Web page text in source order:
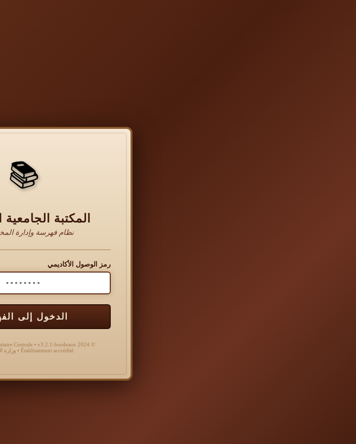
📚
المكتبة
نظام فهرسة وإدارة
رمز الوصول الأكاديمي
الدخول إلى
© 2024 Bibliothèque Universitaire Centrale • v3.2.1-bordeaux
Établissement accrédité • وزارة التعليم العالي